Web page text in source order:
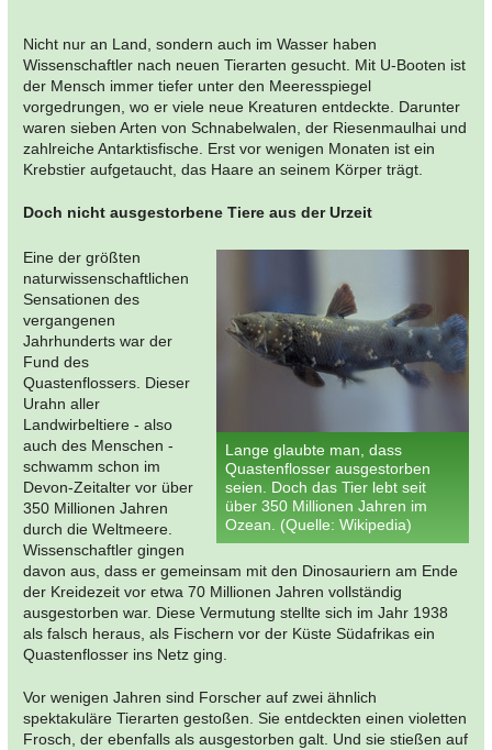
Nicht nur an Land, sondern auch im Wasser haben
Wissenschaftler nach neuen Tierarten gesucht. Mit U-Booten ist
der Mensch immer tiefer unter den Meeresspiegel
vorgedrungen, wo er viele neue Kreaturen entdeckte. Darunter
waren sieben Arten von Schnabelwalen, der Riesenmaulhai und
zahlreiche Antarktisfische. Erst vor wenigen Monaten ist ein
Krebstier aufgetaucht, das Haare an seinem Körper trägt.
Doch nicht ausgestorbene Tiere aus der Urzeit
Lange glaubte man, dass
Quastenflosser ausgestorben
seien. Doch das Tier lebt seit
über 350 Millionen Jahren im
Ozean. (Quelle: Wikipedia)
Eine der größten
naturwissenschaftlichen
Sensationen des
vergangenen
Jahrhunderts war der
Fund des
Quastenflossers. Dieser
Urahn aller
Landwirbeltiere - also
auch des Menschen -
schwamm schon im
Devon-Zeitalter vor über
350 Millionen Jahren
durch die Weltmeere.
Wissenschaftler gingen
davon aus, dass er gemeinsam mit den Dinosauriern am Ende
der Kreidezeit vor etwa 70 Millionen Jahren vollständig
ausgestorben war. Diese Vermutung stellte sich im Jahr 1938
als falsch heraus, als Fischern vor der Küste Südafrikas ein
Quastenflosser ins Netz ging.
Vor wenigen Jahren sind Forscher auf zwei ähnlich
spektakuläre Tierarten gestoßen. Sie entdeckten einen violetten
Frosch, der ebenfalls als ausgestorben galt. Und sie stießen auf